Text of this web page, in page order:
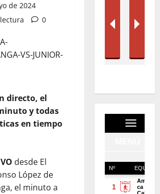
de 2024
0
directo, el
y todas
en tiempo
desde El
López de
el minuto a